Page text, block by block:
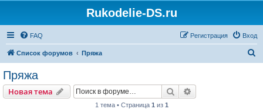
Rukodelie-DS.ru
FAQ Вход
Регистрация
Список форумов Пряжа
Пряжа
Новая тема Поиск
1 тема • Страница 1 из 1